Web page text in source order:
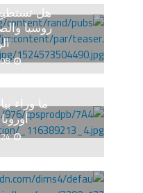
هل
روسيا
ما وراء